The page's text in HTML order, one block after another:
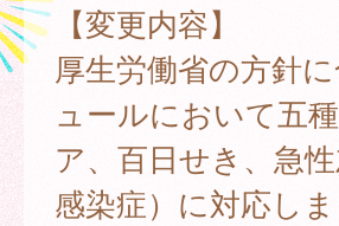
【変更内容】
厚生労働省の方針
ュールにおいて五
ア、百日せき、急
感染症）に対応しま